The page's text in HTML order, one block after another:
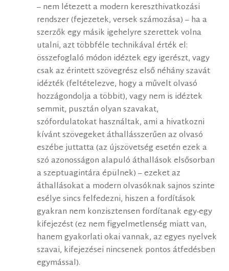
– nem létezett a modern kereszthivatkozási
rendszer (fejezetek, versek számozása) – ha a
szerzők egy másik igehelyre szerettek volna
utalni, azt többféle technikával érték el:
összefoglaló módon idéztek egy igerészt, vagy
csak az érintett szövegrész első néhány szavát
idézték (feltételezve, hogy a művelt olvasó
hozzágondolja a többit), vagy nem is idéztek
semmit, pusztán olyan szavakat,
szófordulatokat használtak, ami a hivatkozni
kívánt szövegeket áthallásszerűen az olvasó
eszébe juttatta (az újszövetség esetén ezek a
szó azonosságon alapuló áthallások elsősorban
a szeptuagintára épülnek) – ezeket az
áthallásokat a modern olvasóknak sajnos szinte
esélye sincs felfedezni, hiszen a fordítások
gyakran nem konzisztensen fordítanak egy-egy
kifejezést (ez nem figyelmetlenség miatt van,
hanem gyakorlati okai vannak, az egyes nyelvek
szavai, kifejezései nincsenek pontos átfedésben
egymással).